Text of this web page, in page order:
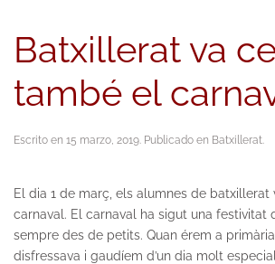
Batxillerat va
també el
Escrito en 15 marzo, 2019 . Publicado en Batxillerat
El dia 1 de març, els alumnes de batxillerat
carnaval. El carnaval ha sigut una festivitat
sempre des de petits. Quan érem a
disfressava i gaudíem d’un dia molt